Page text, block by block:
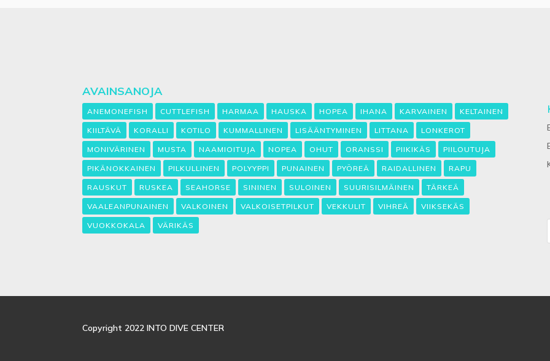
AVAINSANOJA
ANEMONEFISH CUTTLEFISH HARMAA HAUSKA HOPEA IHANA KARVAINEN KELTAINEN
KIILTÄVÄ KORALLI KOTILO KUMMALLINEN LISÄÄNTYMINEN LITTANA LONKEROT
MONIVÄRINEN MUSTA NAAMIOITUJA NOPEA OHUT ORANSSI PIIKIKÄS PIILOUTUJA
PIKÄNOKKAINEN PILKULLINEN POLYYPPI PUNAINEN PYÖREÄ RAIDALLINEN RAPU
RAUSKUT RUSKEA SEAHORSE SININEN SULOINEN SUURISILMÄINEN TÄRKEÄ
VAALEANPUNAINEN VALKOINEN VALKOISETPILKUT VEKKULIT VIHREÄ VIIKSEKÄS
VUOKKOKALA VÄRIKÄS
Copyright 2022 INTO DIVE CENTER